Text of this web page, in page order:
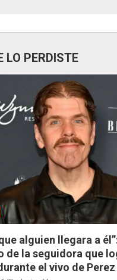
LO PERDISTE
alguien llegara a
de la seguidora que
el vivo de